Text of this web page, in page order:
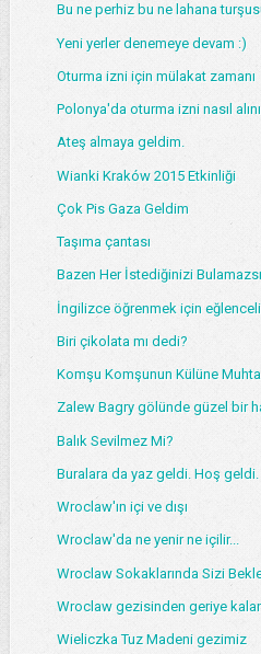
Bu ne perhiz bu ne lahana
Yeni yerler denemeye devam :)
Oturma izni için mülakat zamanı
Polonya'da oturma izni nasıl
Ateş almaya geldim.
Wianki Kraków 2015 Etkinliği
Çok Pis Gaza Geldim
Taşıma çantası
Bazen Her İstediğinizi
İngilizce öğrenmek için
Biri çikolata mı dedi?
Komşu Komşunun Külüne
Zalew Bagry gölünde güzel bir
Balık Sevilmez Mi?
Buralara da yaz geldi. Hoş geldi.
Wroclaw'ın içi ve dışı
Wroclaw'da ne yenir ne içilir...
Wroclaw Sokaklarında Sizi
Wroclaw gezisinden geriye
Wieliczka Tuz Madeni gezimiz